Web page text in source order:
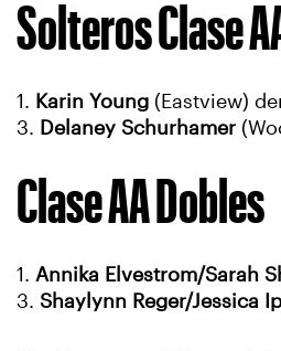
Solteros Clase
1. Karin Young (Eastview)
3. Delaney Schurhamer
Clase AA Dobles
1. Annika Elvestrom/Sarah
3. Shaylynn Reger/Jessica Ip